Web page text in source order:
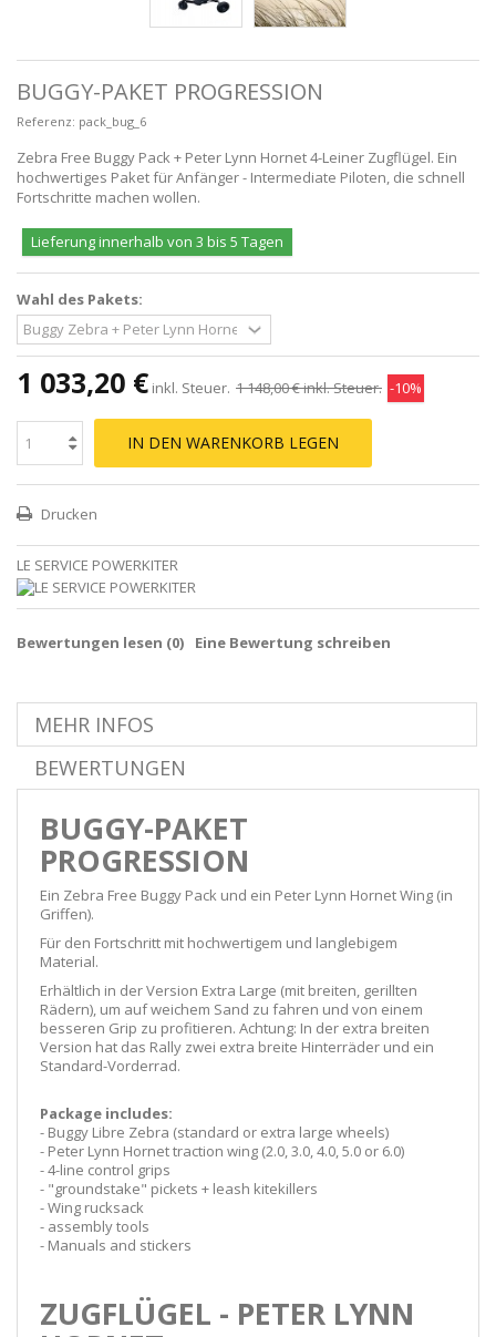
BUGGY-PAKET PROGRESSION
Referenz: pack_bug_6
Zebra Free Buggy Pack + Peter Lynn Hornet 4-Leiner Zugflügel. Ein
hochwertiges Paket für Anfänger - Intermediate Piloten, die schnell
Fortschritte machen wollen.
Lieferung innerhalb von 3 bis 5 Tagen
Wahl des Pakets:
1 033,20 € inkl. Steuer. 1 148,00 €inkl. Steuer. -10%
IN DEN WARENKORB LEGEN
Drucken
LE SERVICE POWERKITER
Bewertungen lesen (0) Eine Bewertung schreiben
MEHR INFOS
BEWERTUNGEN
BUGGY-PAKET
PROGRESSION
Ein Zebra Free Buggy Pack und ein Peter Lynn Hornet Wing (in
Griffen).
Für den Fortschritt mit hochwertigem und langlebigem
Material.
Erhältlich in der Version Extra Large (mit breiten, gerillten
Rädern), um auf weichem Sand zu fahren und von einem
besseren Grip zu profitieren. Achtung: In der extra breiten
Version hat das Rally zwei extra breite Hinterräder und ein
Standard-Vorderrad.
Package includes:
- Buggy Libre Zebra (standard or extra large wheels)
- Peter Lynn Hornet traction wing (2.0, 3.0, 4.0, 5.0 or 6.0)
- 4-line control grips
- "groundstake" pickets + leash kitekillers
- Wing rucksack
- assembly tools
- Manuals and stickers
ZUGFLÜGEL - PETER LYNN